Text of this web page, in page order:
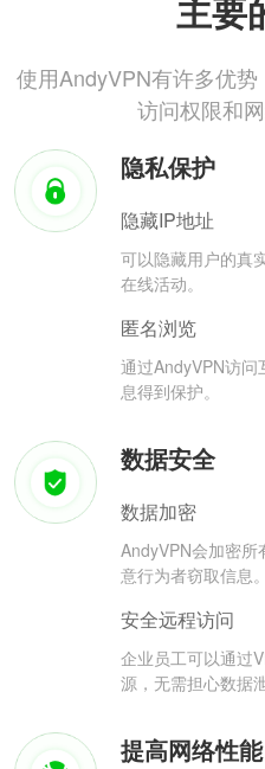
主要
使用AndyVPN有许多优势
访问权限和
隐私保护
隐藏IP地址
可以隐藏用户的真
在线活动。
匿名浏览
通过AndyVPN访
息得到保护。
数据安全
数据加密
AndyVPN会加密所
意行为者窃取信息。
安全远程访问
企业员工可以通过
源，无需担心数据
提高网络性能